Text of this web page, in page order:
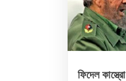
ফিদেল কাস্ত্রো